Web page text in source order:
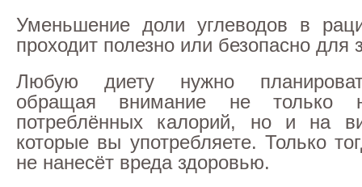
Уменьшение доли углеводов в
проходит полезно или безопасно для
Любую диету нужно
обращая внимание не только
потреблённых калорий, но и на
которые вы употребляете. Только
не нанесёт вреда здоровью.